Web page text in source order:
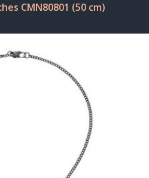
CMN80801 (50 cm)